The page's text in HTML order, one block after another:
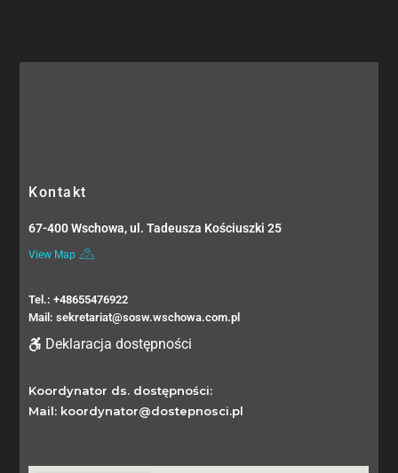
Kontakt
67-400 Wschowa, ul. Tadeusza Kościuszki 25
View Map
Tel.: +48655476922
Mail: sekretariat@sosw.wschowa.com.pl
Deklaracja dostępności
Koordynator ds. dostępności:
Mail: koordynator@dostepnosci.pl